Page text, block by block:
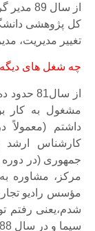
کل پژوهشی
تغییر مدیریت،
چه شغل های دیگه
از
مشغول به کار
کارشناس ارشد
جمهوری (در دوره
مؤسس رادیو
شدم،یعنی رفتم
سیما و در سال 88 هیأت علمیدانشگاه علامه شدم.